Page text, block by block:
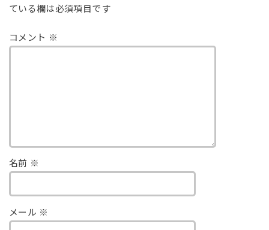
ている欄は必須項目です
コメント ※
名前 ※
メール ※